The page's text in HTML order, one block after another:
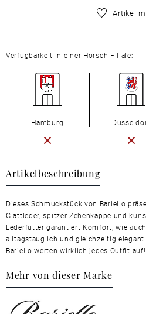
wählen SieArtikel
Artikelbeschreibung
Dieses Schmuckstück von Bariello
Glattleder, spitzer Zehenkappe und
Lederfutter garantiert Komfort, wie
alltagstauglich und gleichzeitig
Bariello werten wirklich jedes Outfit auf!
Mehr von dieser Marke
Verfügbarkeit in einer Horsch-Filiale:
Hamburg